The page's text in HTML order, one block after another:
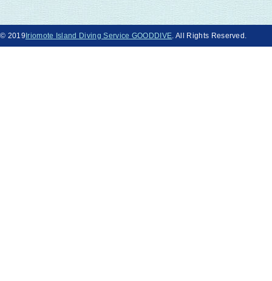
© 2019 Iriomote Island Diving Service GOODDIVE. All Rights Reserved.